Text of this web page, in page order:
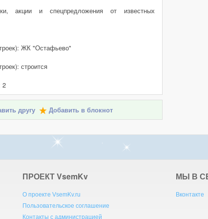
акции и спецпредложения от известных
ЖК "Остафьево"
строится
2
другу Добавить в блокнот
ПРОЕКТ VsemKv
О проекте VsemKv.ru
Пользовательское соглашение
Контакты с администрацией
МЫ В
Вконтакте